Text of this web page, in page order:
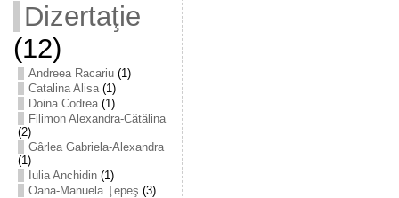
Dizertaţie
(12)
Andreea Racariu(1)
Catalina Alisa(1)
Doina Codrea(1)
Filimon Alexandra-Cătălina
(2)
Gârlea Gabriela-Alexandra
(1)
Iulia Anchidin(1)
Oana-Manuela Ţepeş (3)